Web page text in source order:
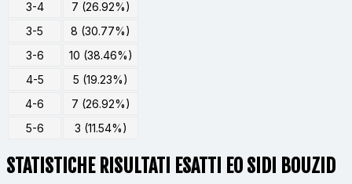
3-4
7 (26.92%)
3-5
8 (30.77%)
3-6
10 (38.46%)
4-5
5 (19.23%)
4-6
7 (26.92%)
5-6
3 (11.54%)
STATISTICHE RISULTATI ESATTI EO SIDI BOUZID